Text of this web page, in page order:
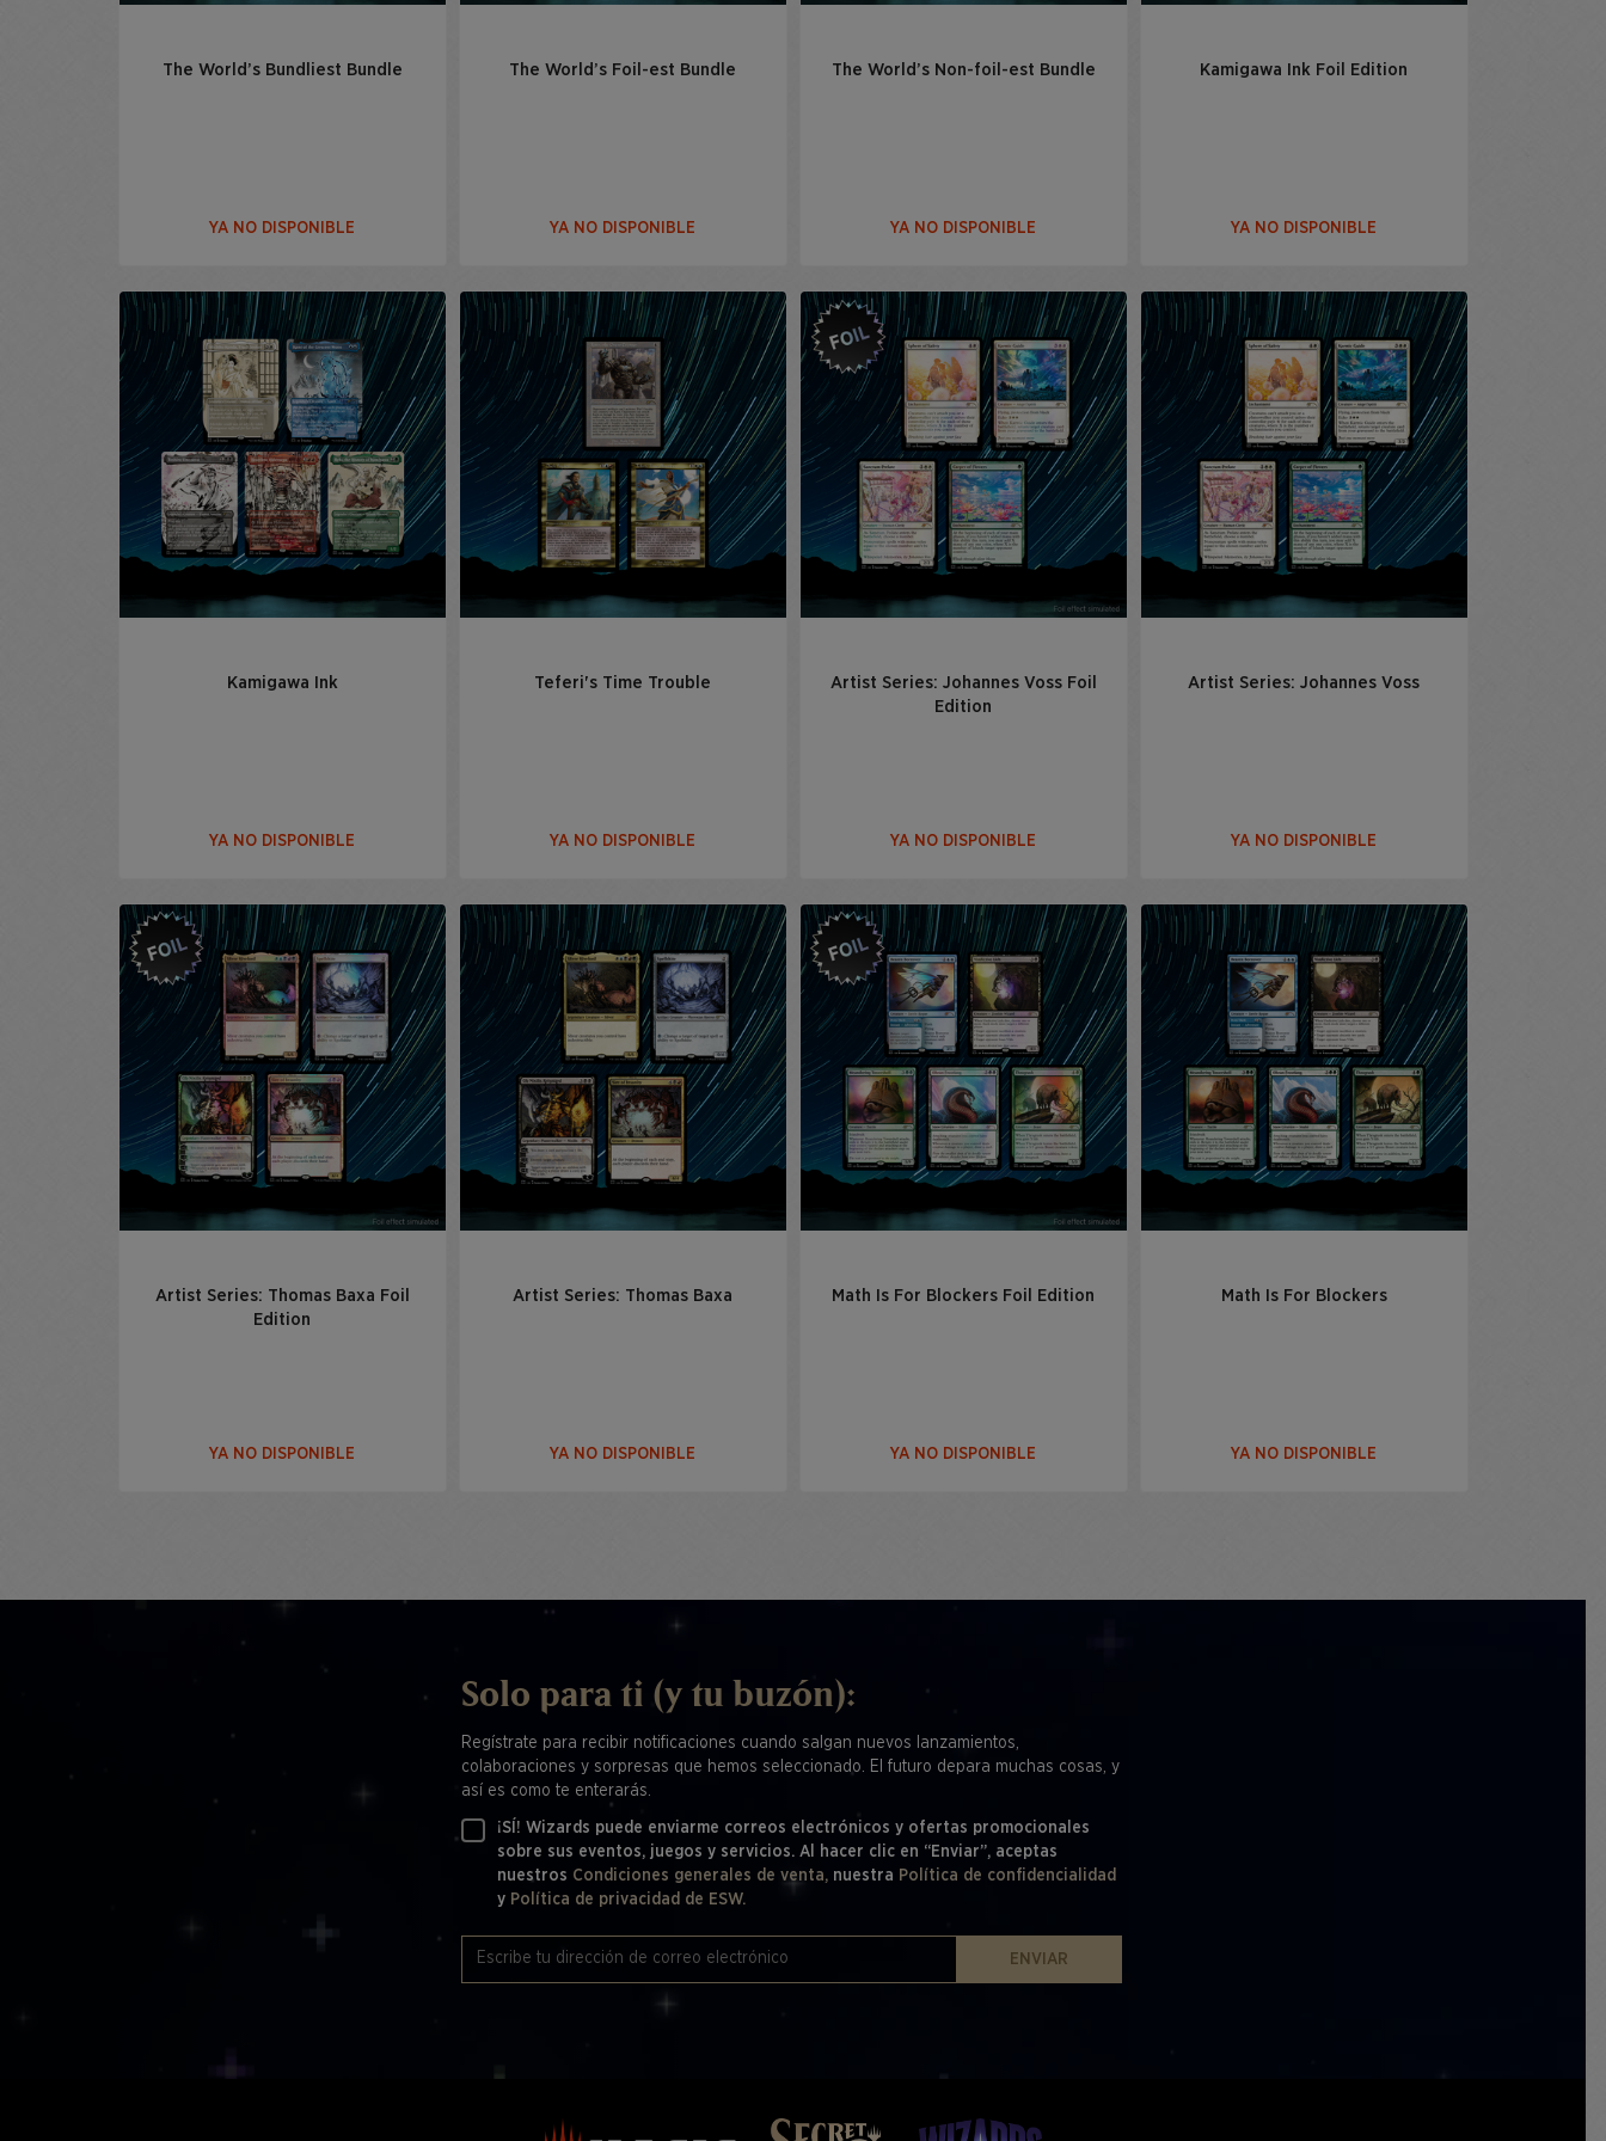
The World’s Bundliest Bundle
YA NO DISPONIBLE
The World’s Foil-est Bundle
YA NO DISPONIBLE
The World’s Non-foil-est Bundle
YA NO DISPONIBLE
Kamigawa Ink Foil Edition
YA NO DISPONIBLE
Kamigawa Ink
YA NO DISPONIBLE
Teferi's Time Trouble
YA NO DISPONIBLE
Artist Series: Johannes Voss Foil
Edition
YA NO DISPONIBLE
Artist Series: Johannes Voss
YA NO DISPONIBLE
Artist Series: Thomas Baxa Foil
Edition
YA NO DISPONIBLE
Artist Series: Thomas Baxa
YA NO DISPONIBLE
Math Is For Blockers Foil Edition
YA NO DISPONIBLE
Math Is For Blockers
YA NO DISPONIBLE
Solo para ti (y tu buzón):
Regístrate para recibir notificaciones cuando salgan nuevos lanzamientos,
colaboraciones y sorpresas que hemos seleccionado. El futuro depara muchas cosas, y
así es como te enterarás.
¡SÍ! Wizards puede enviarme correos electrónicos y ofertas promocionales
sobre sus eventos, juegos y servicios. Al hacer clic en “Enviar”, aceptas
nuestros Condiciones generales de venta, nuestra Política de confidencialidad
y Política de privacidad de ESW.
ENVIAR